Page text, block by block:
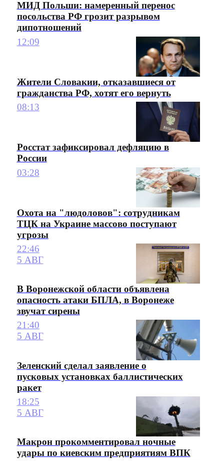
МИД Польши: намеренный перенос
посольства РФ грозит разрывом
дипотношений
12:09
Жители Словакии, отказавшиеся от
гражданства РФ, хотят его вернуть
08:13
Росстат зафиксировал дефляцию в
России
03:28
Охота на "людоловов": сотрудникам
ТЦК на Украине массово поступают
угрозы
22:46
5 АВГ
В Воронежской области объявлена
опасность атаки БПЛА, в Воронеже
звучат сирены
21:40
5 АВГ
Зеленский сделал заявление о
пусковых установках баллистических
ракет
18:25
5 АВГ
Макрон прокомментировал ночные
удары по киевским предприятиям ВПК